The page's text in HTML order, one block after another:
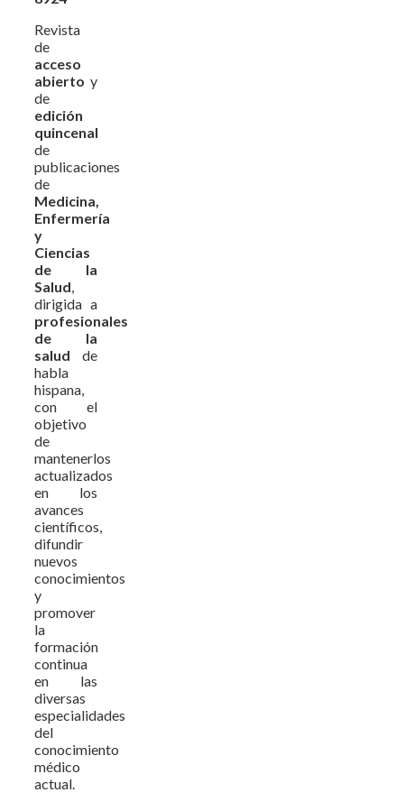
Revista
de
acceso
abierto y
de
edición
quincenal
de
publicaciones
de
Medicina,
Enfermería
y
Ciencias
de la
Salud,
dirigida a
profesionales
de la
salud de
habla
hispana,
con el
objetivo
de
mantenerlos
actualizados
en los
avances
científicos,
difundir
nuevos
conocimientos
y
promover
la
formación
continua
en las
diversas
especialidades
del
conocimiento
médico
actual.